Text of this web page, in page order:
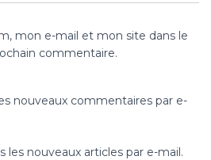
mon e-mail et mon site dans le
commentaire.
nouveaux commentaires par e-
les nouveaux articles par e-mail.